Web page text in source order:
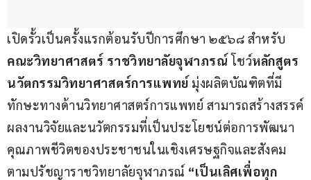
เปิดรั้วเป็นครั้งแรกต้อนรับปีการศึกษา ๒๕๖๘ สำหรับ
คณะวิทยาศาสตร์ ราชวิทยาลัยจุฬาภรณ์ โชว์หลักสูตร
นวัตกรรมวิทยาศาสตร์การแพทย์ มุ่งผลิตบัณฑิตที่มี
ทักษะทางด้านวิทยาศาสตร์การแพทย์ สามารถสร้างสรรค์
ผลงานวิจัยและนวัตกรรมที่เป็นประโยชน์ต่อการพัฒนา
คุณภาพชีวิตของประชาชนในเชิงเศรษฐกิจและสังคม
ตามปรัชญาราชวิทยาลัยจุฬาภรณ์ “เป็นเลิศเพื่อทุก